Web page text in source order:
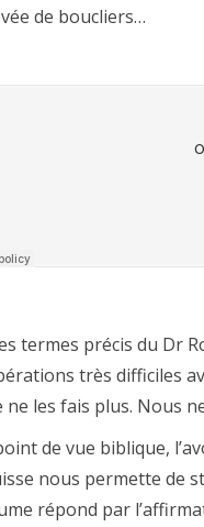
de boucliers…
termes précis du Dr
très difficiles
ne les fais plus. Nous
de vue biblique,
nous permette de
répond par